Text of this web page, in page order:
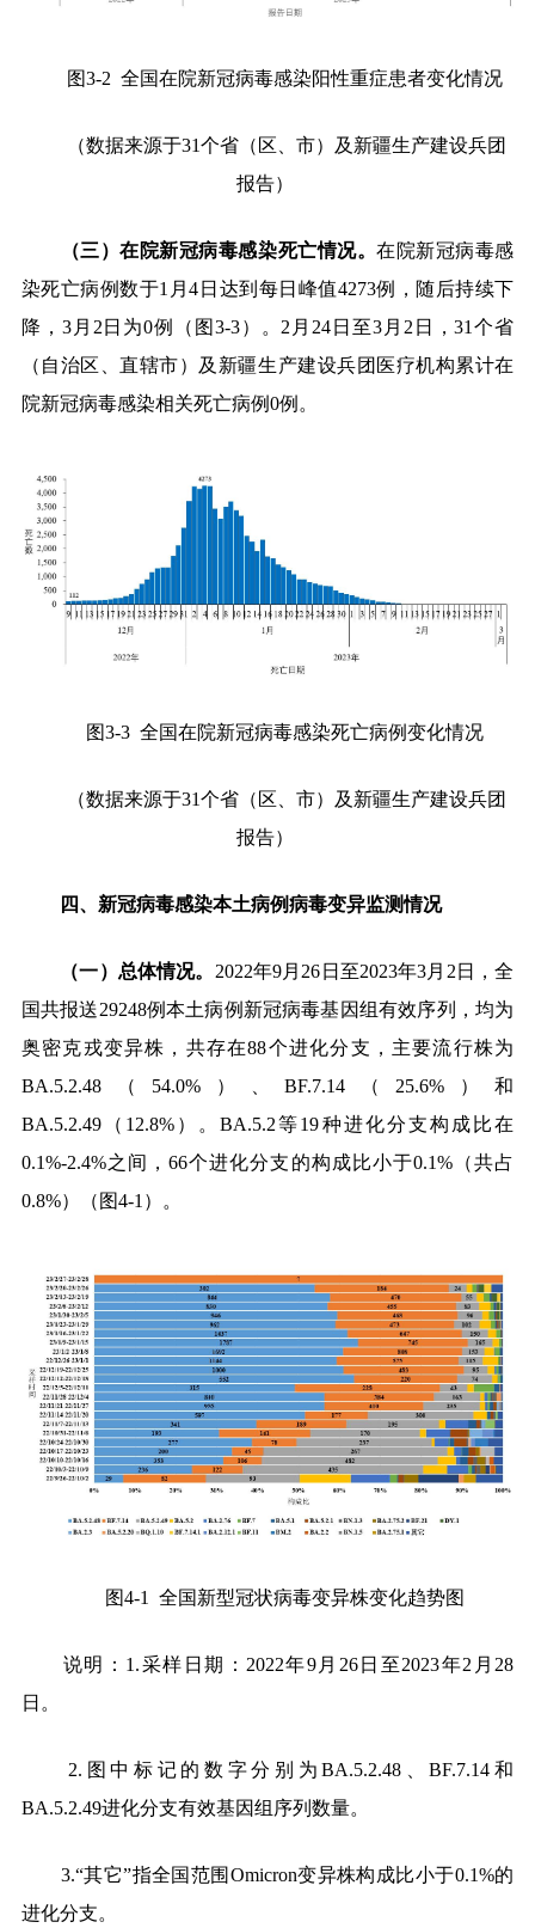
图3-2 全国在院新冠病毒感染阳性重症患者变化情况
（数据来源于31个省（区、市）及新疆生产建设兵团
报告）
（三）在院新冠病毒感染死亡情况。在院新冠病毒感
染死亡病例数于1 月4 日达到每日峰值4273例，随后持续下
降， 3月 2 日为0例（图3-3）。 2 月 24 日至3月 2 日，31 个省
（自治区、直辖市）及新疆生产建设兵团医疗机构累计在
院新冠病毒感染相关死亡病例0例。
图3-3 全国在院新冠病毒感染死亡病例变化情况
（数据来源于31个省（区、市）及新疆生产建设兵团
报告）
四、新冠病毒感染本土病例病毒变异监测情况
（一）总体情况。 2022年9月 26 日至2023年3月 2 日，全
国共报送29248例本土病例新冠病毒基因组有效序列，均为
奥密克戎变异株，共存在88个进化分支，主要流行株为
BA.5.2.48（ 54.0%）、BF.7.14 （ 25.6% ）和
BA.5.2.49（ 12.8% ）。BA.5.2等19种进化分支构成比在
0.1%-2.4%之间，66个进化分支的构成比小于0.1%（共占
0.8%）（图4-1 ）。
图4-1 全国新型冠状病毒变异株变化趋势图
说明： 1.采样日期： 2022年9月 26日至2023年2 月 28
日。
2. 图中标记的数字分别为BA.5.2.48 、BF.7.14 和
BA.5.2.49进化分支有效基因组序列数量。
3.“其它”指全国范围 Omicron变异株构成比小于0.1%的
进化分支。